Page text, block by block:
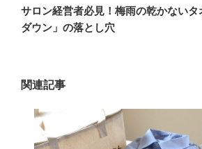
の
投
サロン経営者必見！梅雨の乾かないタ
ダウン」の落とし穴
関連記事